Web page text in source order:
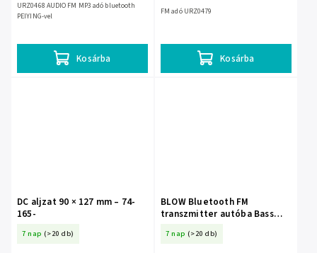
Kosárba
URZ0468 AUDIO FM MP3 adó bluetooth
PEIYING-vel
Kosárba
FM adó URZ0479
DC aljzat 90 × 127 mm – 74-
165-
7 nap (>20 db)
BLOW Bluetooth FM
transzmitter autóba Bass
7 nap (>20 db)